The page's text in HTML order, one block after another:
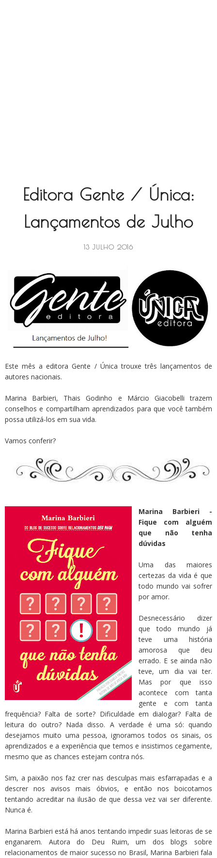
Editora Gente / Única:
Lançamentos de Julho
13 JULHO 2016
Este mês a editora Gente / Única trouxe três lançamentos de
autores nacionais.
Marina Barbieri, Thais Godinho e Márcio Giacobelli trazem
conselhos e compartilham aprendizados para que você também
possa utilizá-los em sua vida.
Vamos conferir?
Marina Barbieri -
Fique com alguém
que não tenha
dúvidas
Uma das maiores
certezas da vida é que
todo mundo vai sofrer
por amor.
Desnecessário dizer
que todo mundo já
teve uma história
amorosa que deu
errado. E se ainda não
teve, um dia vai ter.
Mas por que isso
acontece com tanta
gente e com tanta
frequência? Falta de sorte? Dificuldade em dialogar? Falta de
leitura do outro? Nada disso. A verdade é uma só: quando
desejamos muito uma pessoa, ignoramos todos os sinais, os
aprendizados e a experiência que temos e insistimos cegamente,
mesmo que as chances estejam contra nós.
Sim, a paixão nos faz crer nas desculpas mais esfarrapadas e a
descrer nos avisos mais óbvios, e então nos boicotamos
tentando acreditar na ilusão de que dessa vez vai ser diferente.
Nunca é.
Marina Barbieri está há anos tentando impedir suas leitoras de se
enganarem. Autora do Deu Ruim, um dos blogs sobre
relacionamentos de maior sucesso no Brasil, Marina Barbieri fala